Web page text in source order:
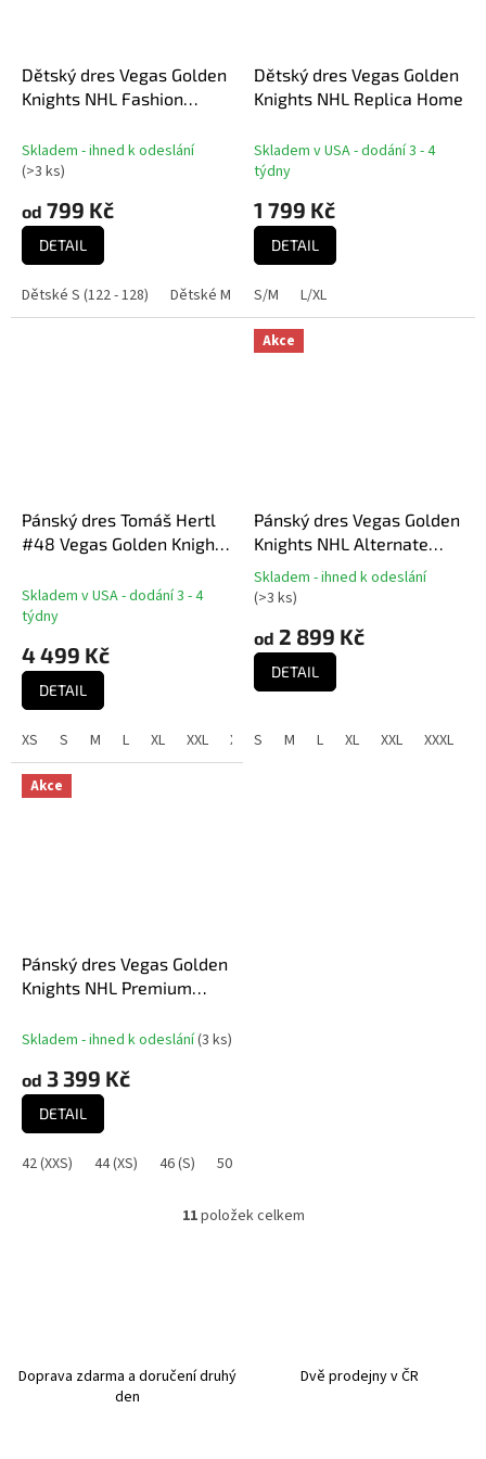
Dětský dres Vegas Golden
Knights NHL Fashion
Skladem - ihned k odeslání
(>3 ks)
od 799 Kč
DETAIL
Dětské S (122 - 128) Dětské M (140 - 146) Dětské L (152 - 158)
Dětský dres Vegas Golden
Knights NHL Replica Home
Skladem v USA - dodání 3 - 4
týdny
1 799 Kč
DETAIL
S/M L/XL
Pánský dres Tomáš Hertl
#48 Vegas Golden Knights
Gold Home
Skladem v USA - dodání 3 - 4
týdny
4 499 Kč
DETAIL
XS S M L XL XXL XXXL
Akce
Pánský dres Vegas Golden
Knights NHL Alternate
Premier Breakaway Jersey
- Gold
Průměrné
hodnocení
produktu
je
5,0
z
hvězdiček.
Skladem - ihned k odeslání
(>3 ks)
od 2 899 Kč
DETAIL
S M L XL XXL XXXL
Akce
Pánský dres Vegas Golden
Knights NHL Premium
Skladem - ihned k odeslání(3 ks)
od 3 399 Kč
DETAIL
42 (XXS) 44 (XS) 46 (S) 50 (M)
O
11položek celkem
Doprava zdarma a doručení druhý
den
Dvě prodejny v ČR